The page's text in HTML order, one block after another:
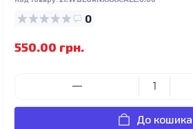
0
550.00 грн.
До кошика